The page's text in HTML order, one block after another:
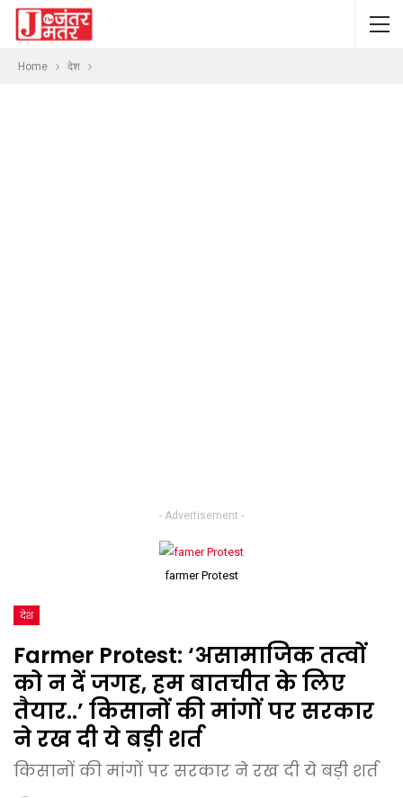
Home देश
- Advertisement -
farmer Protest
देश
Farmer Protest: ‘असामाजिक तत्वों
को न दें जगह, हम बातचीत के लिए
तैयार..’ किसानों की मांगों पर सरकार
ने रख दी ये बड़ी शर्त
किसानों की मांगों पर सरकार ने रख दी ये बड़ी शर्त